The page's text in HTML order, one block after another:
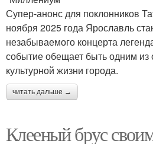
Супер-анонс для поклонников
ноября 2025 года Ярославль
незабываемого концерта
событие обещает быть одним из
культурной жизни города.
читать дальше →
Клееный брус